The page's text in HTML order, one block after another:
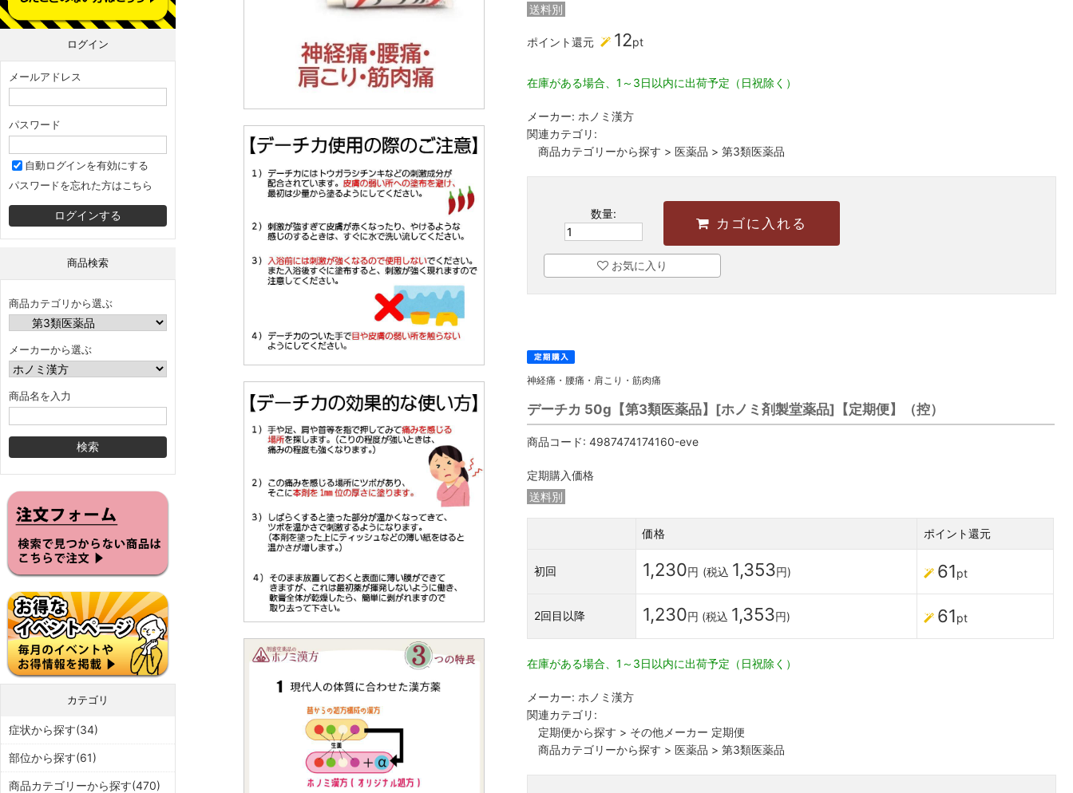
ログイン
メールアドレス
パスワード
自動ログインを有効にする
パスワードを忘れた方はこちら
商品検索
商品カテゴリから選ぶ
メーカーから選ぶ
商品名を入力
カテゴリ
症状から探す(34)
部位から探す(61)
商品カテゴリーから探す(470)
送料別
ポイント還元 12pt
在庫がある場合、1～3日以内に出荷予定（日祝除く）
メーカー: ホノミ漢方
関連カテゴリ:
商品カテゴリーから探す > 医薬品 > 第3類医薬品
数量:
カゴに入れる
お気に入り
神経痛・腰痛・肩こり・筋肉痛
デーチカ 50g【第3類医薬品】[ホノミ剤製堂薬品]【定期便】（控）
商品コード: 4987474174160-eve
定期購入価格
送料別
価格 ポイント還元
初回 1,230円 (税込 1,353円) 61pt
2回目以降 1,230円 (税込 1,353円) 61pt
在庫がある場合、1～3日以内に出荷予定（日祝除く）
メーカー: ホノミ漢方
関連カテゴリ:
定期便から探す > その他メーカー 定期便
商品カテゴリーから探す > 医薬品 > 第3類医薬品